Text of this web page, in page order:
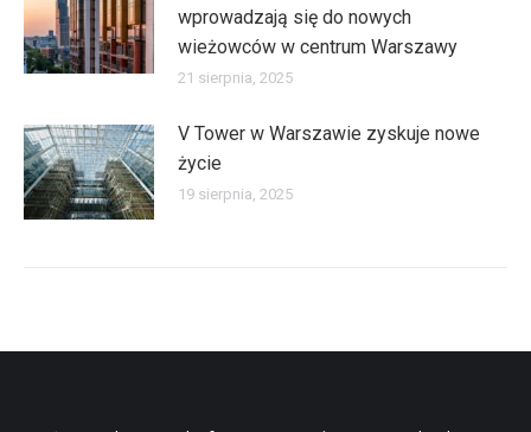
wprowadzają się do nowych
wieżowców w centrum Warszawy
21 sierpnia, 2025
V Tower w Warszawie zyskuje nowe
życie
19 sierpnia, 2025